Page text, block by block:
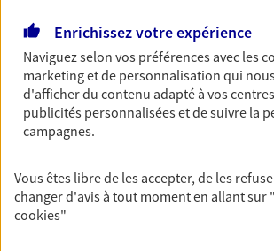
OBTENIR UN TARIF EN LIGNE
Multirisque
Gagnez en simplicité et en sérénité
assurance multirisque entreprise.
équipements et stocks… sans
responsabilité civile.
Enrichissez votre expérience
Naviguez selon vos préférences avec les
marketing et de personnalisation qui
d'afficher du contenu adapté à vos
publicités personnalisées et de suivre la
campagnes.
Vous êtes libre de les accepter, de les
changer d'avis à tout moment en allant sur
cookies"